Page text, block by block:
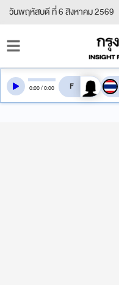
วันพฤหัสบดี ที่ 6 สิงหาคม 2569
0:00/0:00 สลับเสียงอ่าน